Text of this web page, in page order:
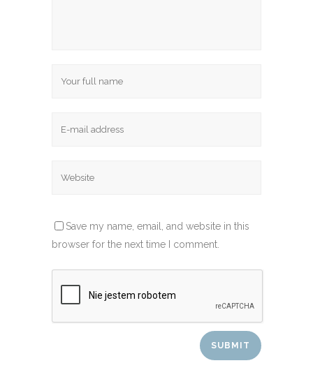
Save my name, email, and website in this
browser for the next time I comment.